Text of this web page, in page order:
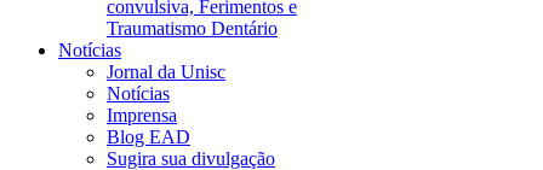
convulsiva, Ferimentos e
Traumatismo Dentário
Notícias
Jornal da Unisc
Notícias
Imprensa
Blog EAD
Sugira sua divulgação